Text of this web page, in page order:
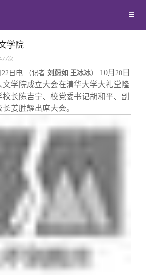
地区联络
年级联络
院系校友工作
专业委员会
西南联大校友会
馈母校
捐赠项目
捐赠新闻
捐赠纪事
义工计划
体平台
《清华校友通讯》
《水木清华》
新媒体平台
年清华
清华人物
青春风采
校友文苑
友服务
信息化服务
三创大赛
总会简介
会长致辞
学院
次
22 日电 （记者 刘蔚如 王冰冰） 10月 20 日
文学院成立大会在清华大学大礼堂隆
长陈吉宁、校党委书记胡和平、副
姜胜耀出席大会。